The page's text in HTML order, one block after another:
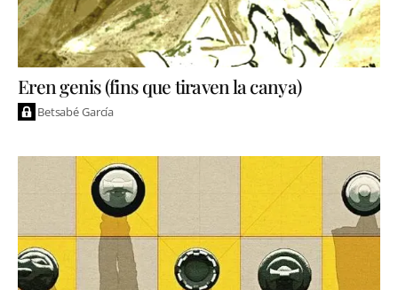
Eren genis (fins que tiraven la canya)
Betsabé García